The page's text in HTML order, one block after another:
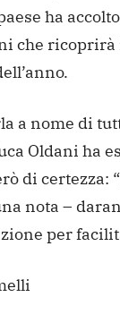
ha
che ricoprirà
a nome di
Oldani ha
di certezza:
nota –
per